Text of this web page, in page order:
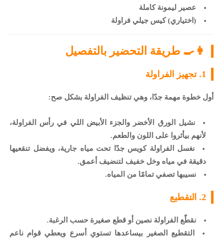
عصير ليمونة كاملة
(اختياري) كيس جيلي فراولة
👩‍🍳 طريقة التحضير بالتفصيل
1. تجهيز الفراولة
أول خطوة مهمة جدًا، وهي تنظيف الفراولة بشكل صح:
نشيل الورق الأخضر والجزء الأبيض اللي في رأس الفراولة،
لأنهم بيأثروا على اللون والطعم.
نغسل الفراولة كويس جدًا تحت مياه جارية، ويفضل تنقعيها
دقيقة في مياه وخل خفيف لتنضيف أعمق.
نسيبها تصفي تمامًا من المياه.
2. التقطيع
نقطّع الفراولة نصين أو قطع صغيرة حسب الرغبة.
التقطيع الصغير بيساعدها تستوي أسرع ويعطي قوام ناعم